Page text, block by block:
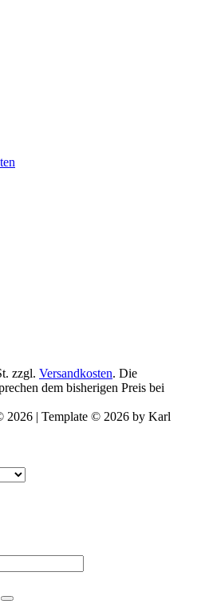
zzgl. Versandkosten. Die
dem bisherigen Preis bei
2026 | Template © 2026 by Karl